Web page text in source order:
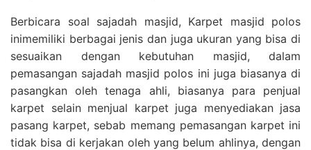
Berbicara soal sajadah masjid, Karpet masjid polos
inimemiliki berbagai jenis dan juga ukuran yang bisa di
sesuaikan dengan kebutuhan masjid, dalam
pemasangan sajadah masjid polos ini juga biasanya di
pasangkan oleh tenaga ahli, biasanya para penjual
karpet selain menjual karpet juga menyediakan jasa
pasang karpet, sebab memang pemasangan karpet ini
tidak bisa di kerjakan oleh yang belum ahlinya, dengan